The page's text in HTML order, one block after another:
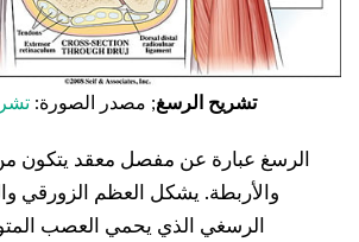
تشريح الرسغ; مصدر الصورة:
الرسغ عبارة عن مفصل معقد يتكون
والأربطة. يشكل العظم الزورقي
الرسغي الذي يحمي العصب